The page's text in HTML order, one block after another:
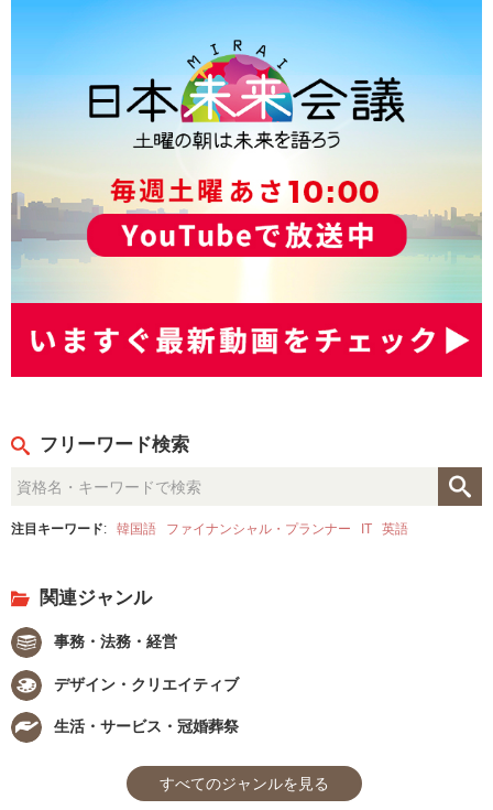
フリーワード検索
注目キーワード: 韓国語 ファイナンシャル・プランナー IT 英語
関連ジャンル
事務・法務・経営
デザイン・クリエイティブ
生活・サービス・冠婚葬祭
すべてのジャンルを見る